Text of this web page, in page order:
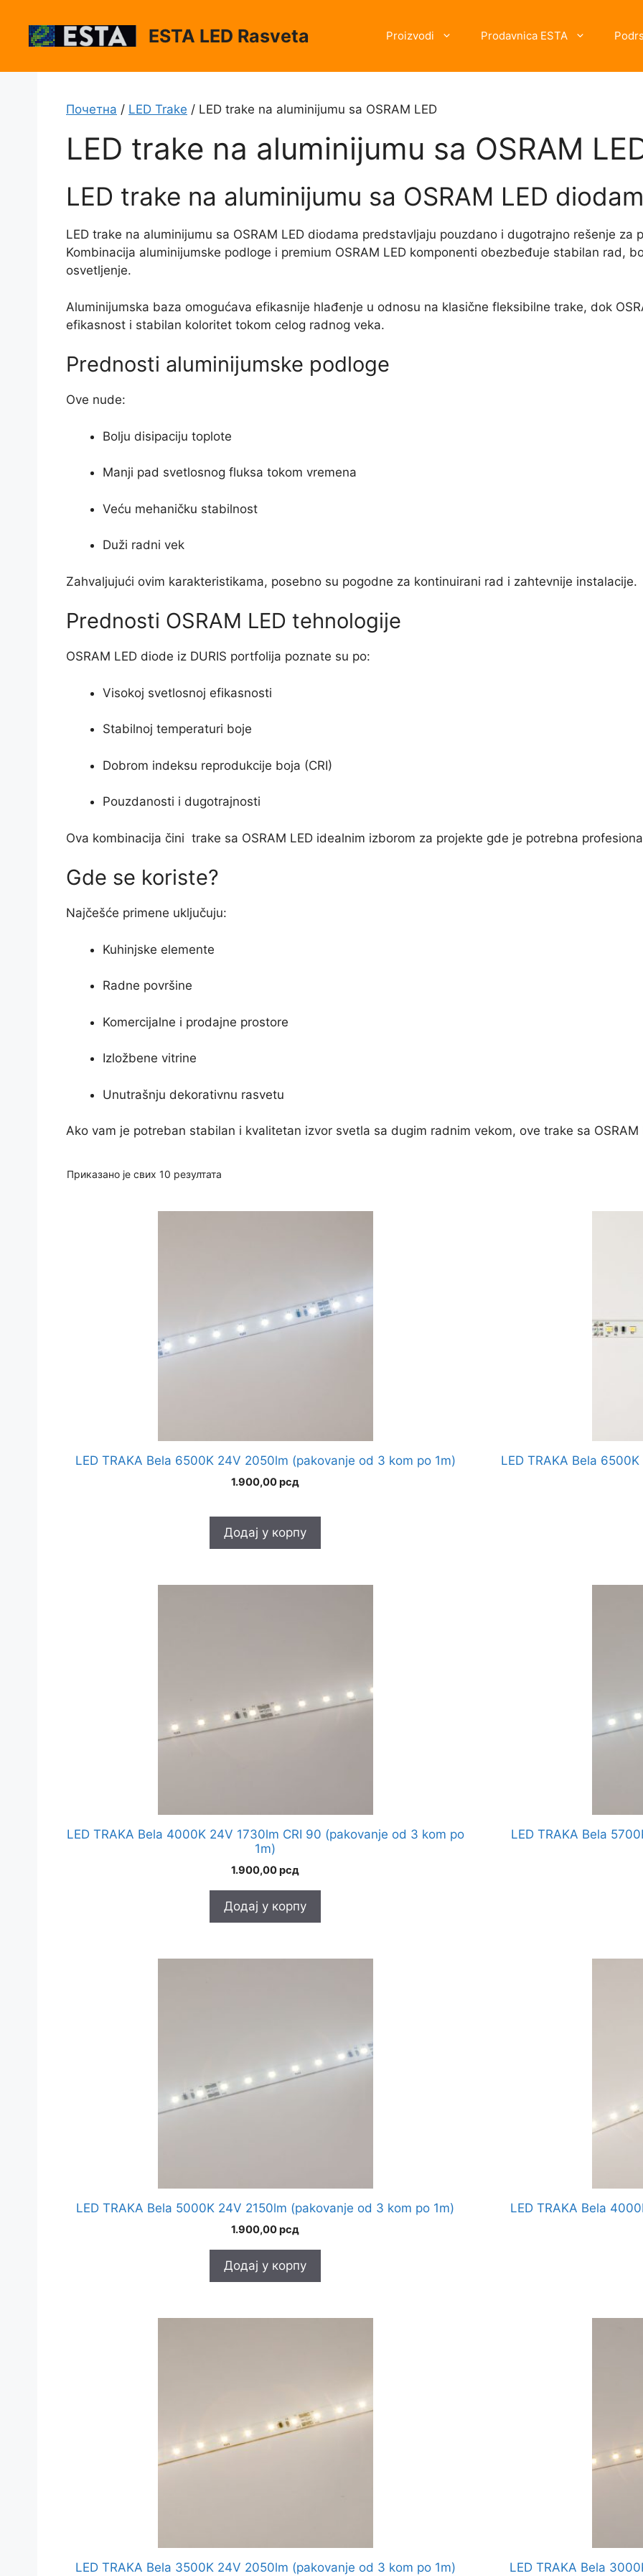
content
ESTA LED Rasveta Proizvodi Prodavnica ESTA
Почетна / LED Trake / LED trake na aluminijumu sa OSRAM LED
LED trake na aluminijumu sa OSRAM
LED trake na aluminijumu sa OSRAM LED
LED trake na aluminijumu sa OSRAM LED diodama predstavljaju pouzdano i dugotrajno rešenje
Kombinacija aluminijumske podloge i premium OSRAM LED komponenti obezbeđuje stabilan rad,
osvetljenje.
Aluminijumska baza omogućava efikasnije hlađenje u odnosu na klasične fleksibilne trake, dok
efikasnost i stabilan koloritet tokom celog radnog veka.
Prednosti aluminijumske podloge
Ove nude:
Bolju disipaciju toplote
Manji pad svetlosnog fluksa tokom vremena
Veću mehaničku stabilnost
Duži radni vek
Zahvaljujući ovim karakteristikama, posebno su pogodne za kontinuirani rad i zahtevnije instalacije.
Prednosti OSRAM LED tehnologije
OSRAM LED diode iz DURIS portfolija poznate su po:
Visokoj svetlosnoj efikasnosti
Stabilnoj temperaturi boje
Dobrom indeksu reprodukcije boja (CRI)
Pouzdanosti i dugotrajnosti
Ova kombinacija čini trake sa OSRAM LED idealnim izborom za projekte gde je potrebna
Gde se koriste?
Najčešće primene uključuju:
Kuhinjske elemente
Radne površine
Komercijalne i prodajne prostore
Izložbene vitrine
Unutrašnju dekorativnu rasvetu
Ako vam je potreban stabilan i kvalitetan izvor svetla sa dugim radnim vekom, ove trake sa
Приказано је свих 10 резултата
LED TRAKA Bela 6500K 24V 2050lm (pakovanje od 3 kom po 1m)
1.900,00рсд
Додај у корпу
LED TRAKA Bela
LED TRAKA Bela 4000K 24V 1730lm CRI 90 (pakovanje od 3 kom po
1m)
1.900,00рсд
Додај у корпу
LED TRAKA Bela
LED TRAKA Bela 5000K 24V 2150lm (pakovanje od 3 kom po 1m)
1.900,00рсд
Додај у корпу
LED TRAKA Bela
LED TRAKA Bela 3500K 24V 2050lm (pakovanje od 3 kom po 1m) LED TRAKA Bela